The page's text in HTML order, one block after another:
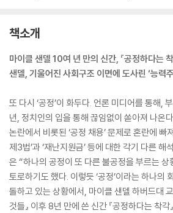
책소개
마이클 샌델 10여 년 만의 신간, 『공정하다는
샌델, 기울어진 사회구조 이면에 도사린 ‘능력
또 다시 ‘공정’이 화두다. 언론 미디어를 통해,
년, 정치인의 입을 통해 끊임없이 쏟아져 나온
논란에서 비롯된 ‘공정 채용’ 문제로 혼란에 빠
제3법’과 ‘재난지원금’ 등에 대한 각기 다른 해
은 “하나의 공정이 또 다른 불공정을 부르는
토로하기도 했다. 이렇듯 ‘공정’이라는 하나의
돌하고 있는 상황에서, 마이클 샌델 하버드대
것들』 이후 8년 만에 쓴 신간 『공정하다는 착각